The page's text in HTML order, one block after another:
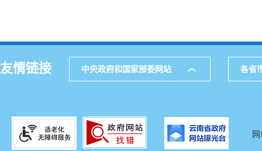
友情链接 中央政府和国家部委网站 各省